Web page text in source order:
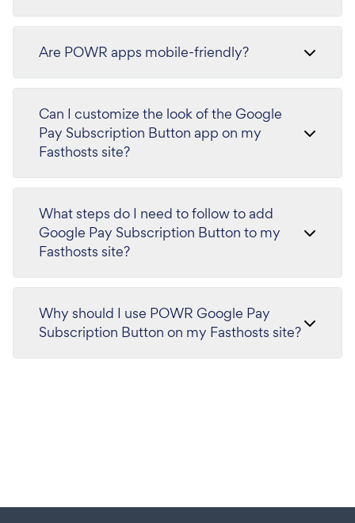
Are POWR apps mobile-friendly?
Can I customize the look of the Google
Pay Subscription Button app on my
Fasthosts site?
What steps do I need to follow to add
Google Pay Subscription Button to my
Fasthosts site?
Why should I use POWR Google Pay
Subscription Button on my Fasthosts site?